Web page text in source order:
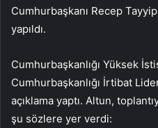
Cumhurbaşkanı Recep
yapıldı.
Cumhurbaşkanlığı Yüksek
Cumhurbaşkanlığı İrtibat
açıklama yaptı. Altun,
şu sözlere yer verdi: